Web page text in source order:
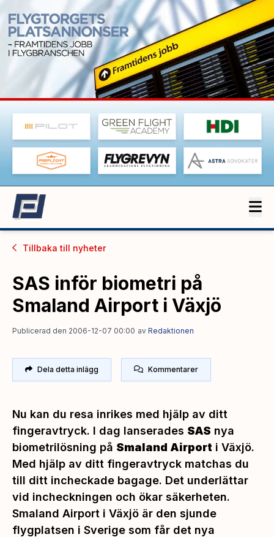
Tillbaka till nyheter
SAS inför biometri på
Smaland Airport i Växjö
Publicerad den 2006-12-07 00:00 av Redaktionen
Dela detta inlägg Kommentarer
Nu kan du resa inrikes med hjälp av ditt
fingeravtryck. I dag lanserades SAS nya
biometrilösning på Smaland Airport i Växjö.
Med hjälp av ditt fingeravtryck matchas du
till ditt incheckade bagage. Det underlättar
vid incheckningen och ökar säkerheten.
Smaland Airport i Växjö är den sjunde
flygplatsen i Sverige som får det nya